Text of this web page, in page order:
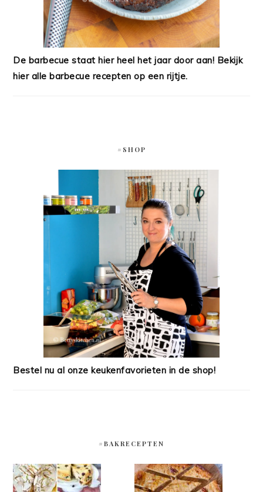
De barbecue staat hier heel het jaar door aan! Bekijk
hier alle barbecue recepten op een rijtje.
#SHOP
Bestel nu al onze keukenfavorieten in de shop!
#BAKRECEPTEN